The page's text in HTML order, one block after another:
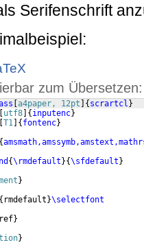
Serifenschrift
zum Übersetzen:
a4paper, 12pt { scrartcl }
utf8 { inputenc}
T1 { fontenc}
{
{\rmdefault }{\sfdefault }
}
{ rmdefault }\selectfont
}
}